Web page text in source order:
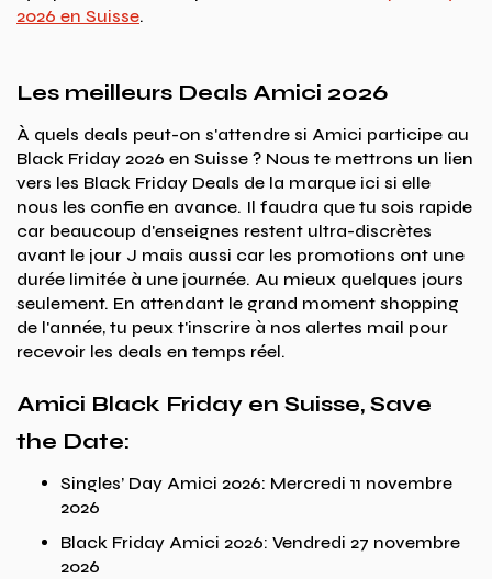
2026 en Suisse.
Les meilleurs Deals Amici 2026
À quels deals peut-on s'attendre si Amici participe au
Black Friday 2026 en Suisse ? Nous te mettrons un lien
vers les Black Friday Deals de la marque ici si elle
nous les confie en avance. Il faudra que tu sois rapide
car beaucoup d'enseignes restent ultra-discrètes
avant le jour J mais aussi car les promotions ont une
durée limitée à une journée. Au mieux quelques jours
seulement. En attendant le grand moment shopping
de l'année, tu peux t'inscrire à nos alertes mail pour
recevoir les deals en temps réel.
Amici Black Friday en Suisse, Save
the Date:
Singles’ Day Amici 2026: Mercredi 11 novembre
2026
Black Friday Amici 2026: Vendredi 27 novembre
2026